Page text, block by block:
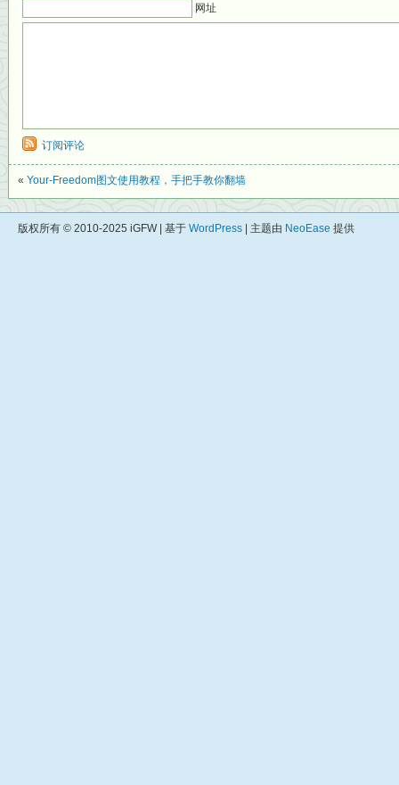
网址
订阅评论
« Your-Freedom图文使用教程，手把手教你翻墙
版权所有 © 2010-2025 iGFW | 基于 WordPress | 主题由 NeoEase 提供